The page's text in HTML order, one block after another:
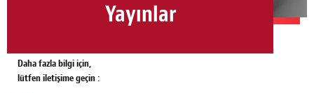
Yayınlar
Daha fazla bilgi için,
lütfen iletişime geçin :